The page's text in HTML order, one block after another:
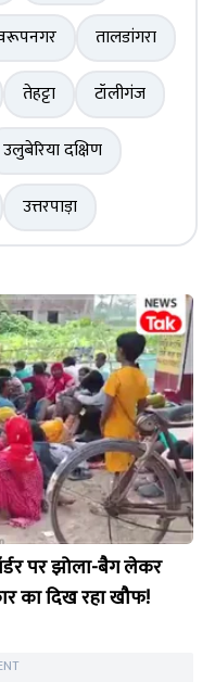
तालडांगरा
तेहट्टा
टॉलीगंज
उलुबेरिया दक्षिण
उत्तरपाड़ा
पर झोला-बैग लेकर
का दिख रहा खौफ!